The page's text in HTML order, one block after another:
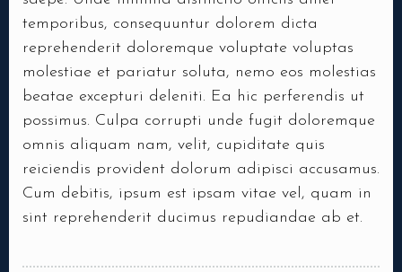
temporibus, consequuntur dolorem dicta
reprehenderit doloremque voluptate voluptas
molestiae et pariatur soluta, nemo eos molestias
beatae excepturi deleniti. Ea hic perferendis ut
possimus. Culpa corrupti unde fugit doloremque
omnis aliquam nam, velit, cupiditate quis
reiciendis provident dolorum adipisci accusamus.
Cum debitis, ipsum est ipsam vitae vel, quam in
sint reprehenderit ducimus repudiandae ab et.